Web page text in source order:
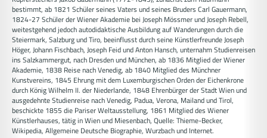
bestimmt, ab 1821 Schüler seines Vaters und seines Bruders Carl Gauermann,
1824-27 Schüler der Wiener Akademie bei Joseph Mössmer und Joseph Rebell,
weitestgehend jedoch autodidaktische Ausbildung auf Wanderungen durch die
Steiermark, Salzburg und Tiro, beeinflusst durch seine Künstlerfreunde Joseph
Höger, Johann Fischbach, Joseph Feid und Anton Hansch, unternahm Studienreisen
ins Salzkammergut, nach Dresden und München, ab 1836 Mitglied der Wiener
Akademie, 1838 Reise nach Venedig, ab 1840 Mitglied des Münchner
Kunstvereins, 1845 Ehrung mit dem Luxemburgischen Orden der Eichenkrone
durch König Wilhelm II. der Niederlande, 1848 Ehrenbürger der Stadt Wien und
ausgedehnte Studienreise nach Venedig, Padua, Verona, Mailand und Tirol,
beschickte 1855 die Pariser Weltausstellung, 1861 Mitglied des Wiener
Künstlerhauses, tätig in Wien und Miesenbach, Quelle: Thieme-Becker,
Wikipedia, Allgemeine Deutsche Biographie, Wurzbach und Internet.